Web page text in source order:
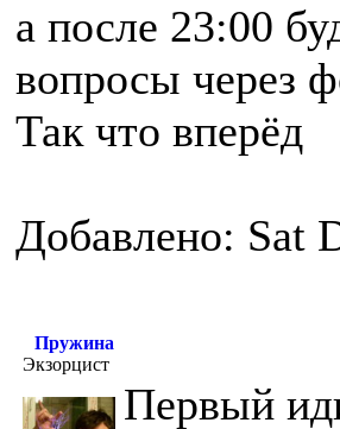
а после 23:00
вопросы через
Так что вперёд
Добавлено: Sat
Пружина
Экзорцист
Первый